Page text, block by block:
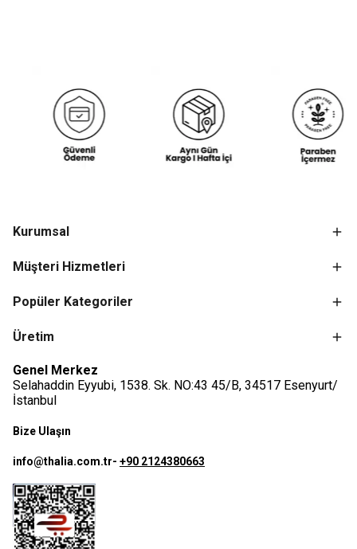
Kurumsal
Müşteri Hizmetleri
Popüler Kategoriler
Üretim
Genel Merkez
Selahaddin Eyyubi, 1538. Sk. NO:43 45/B, 34517 Esenyurt/
İstanbul
Bize Ulaşın
info@thalia.com.tr- +90 2124380663